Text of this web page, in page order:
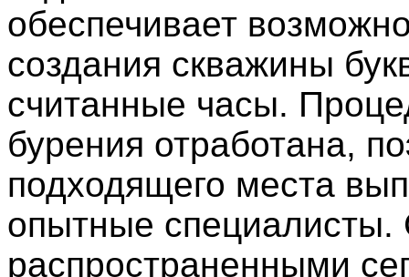
обеспечивает
создания скважины
считанные часы.
бурения отработана,
подходящего места
опытные
распространенными